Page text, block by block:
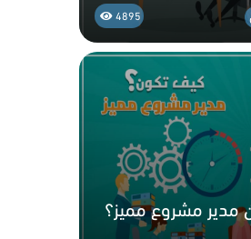
4895
مدير مشروع مميز؟